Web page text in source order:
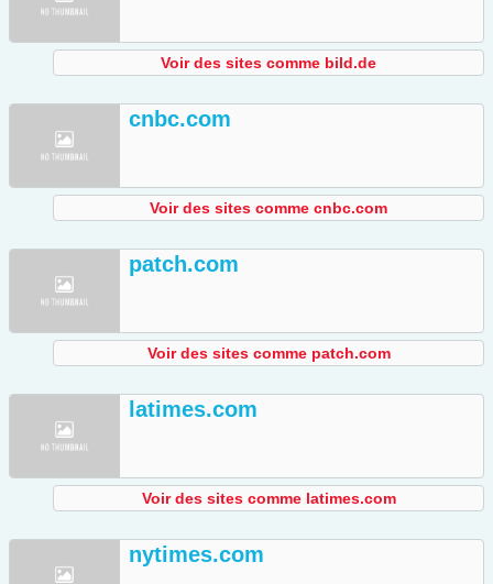
Voir des sites comme bild.de
cnbc.com
Voir des sites comme cnbc.com
patch.com
Voir des sites comme patch.com
latimes.com
Voir des sites comme latimes.com
nytimes.com